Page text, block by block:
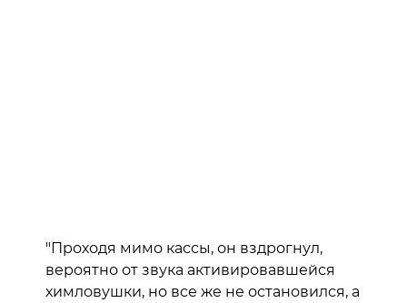
"Проходя мимо кассы, он вздрогнул,
вероятно от звука активировавшейся
химловушки, но все же не остановился, а